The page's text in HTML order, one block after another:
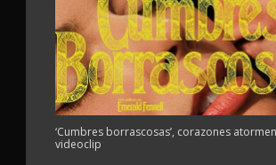
‘Cumbres borrascosas’, corazones
videoclip